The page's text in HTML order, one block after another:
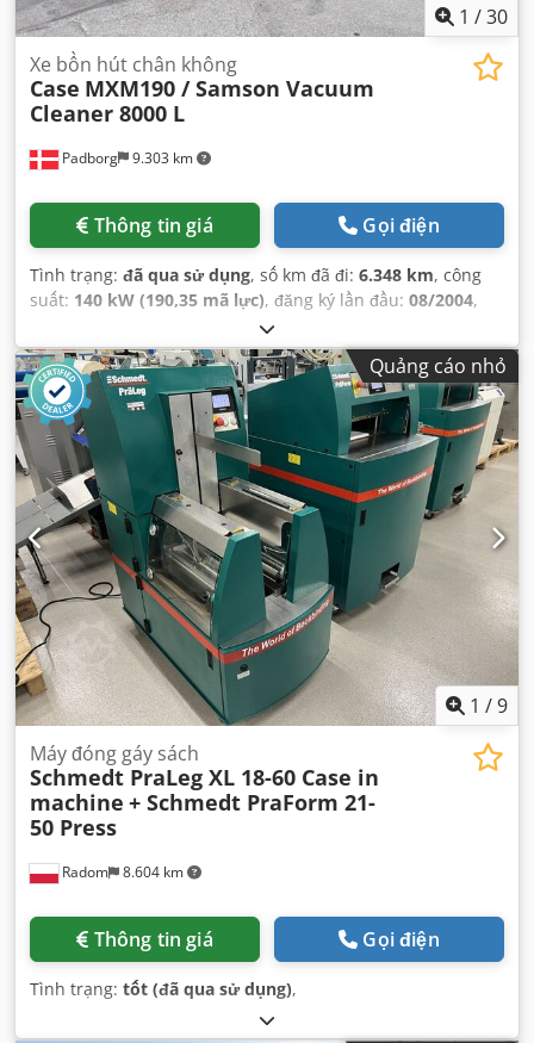
1 /30
Padborg 9.303 km
Xe bồn hút chân không
Case MXM190 / Samson Vacuum
Cleaner 8000 L
Thông tin giá Gọi điện
Tình trạng: đã qua sử dụng, số km đã đi: 6.348 km, công
suất: 140 kW (190,35 mã lực), đăng ký lần đầu: 08/2004,
, Năm sản xuất:
Quảng cáo nhỏ
1 /9
Radom 8.604 km
Máy đóng gáy sách
Schmedt PraLeg XL 18-60 Case in
machine + Schmedt PraForm 21-
50 Press
Thông tin giá Gọi điện
Tình trạng: tốt (đã qua sử dụng),